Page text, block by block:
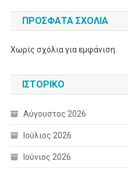
ΠΡΌΣΦΑΤΑ ΣΧΌΛΙΑ
Χωρίς σχόλια για εμφάνιση.
ΙΣΤΟΡΙΚΌ
Αύγουστος 2026
Ιούλιος 2026
Ιούνιος 2026